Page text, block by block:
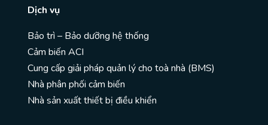
Dịch vụ
Bảo trì – Bảo dưỡng hệ thống
Cảm biến ACI
Cung cấp giải pháp quản lý cho toà nhà (BMS)
Nhà phân phối cảm biến
Nhà sản xuất thiết bị điều khiển